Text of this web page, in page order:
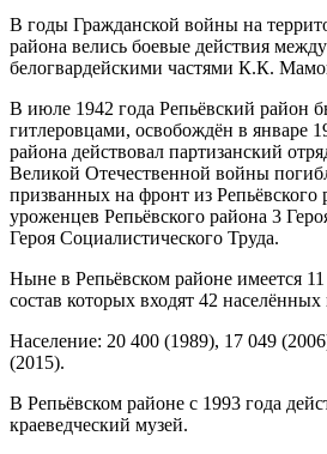
В годы Гражданской войны на
района велись боевые действия
белогвардейскими частями К.К.
В июле 1942 года Репьёвский район
гитлеровцами, освобождён в январе
района действовал партизанский
Великой Отечественной войны
призванных на фронт из Репьёвского
уроженцев Репьёвского района 3
Героя Социалистического Труда.
Ныне в Репьёвском районе имеется
состав которых входят 42 населённых
Население: 20 400 (1989), 17 049
(2015).
В Репьёвском районе с 1993 года
краеведческий музей.